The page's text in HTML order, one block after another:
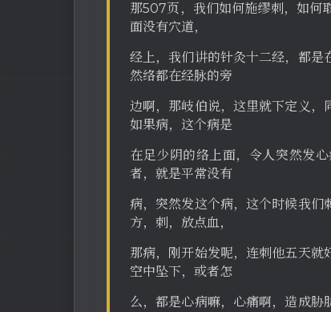
那507页，我们如何施缪刺，如何
面没有穴道，
经上，我们讲的针灸十二经，都是
然络都在经脉的旁
边啊，那岐伯说，这里就下定义，
如果病，这个病是
在足少阴的络上面，令人突然发
者，就是平常没有
病，突然发这个病，这个时候我
方，刺，放点血，
那病，刚开始发呢，连刺他五天
空中坠下，或者怎
么，都是心病嘛，心痛啊，造成胁